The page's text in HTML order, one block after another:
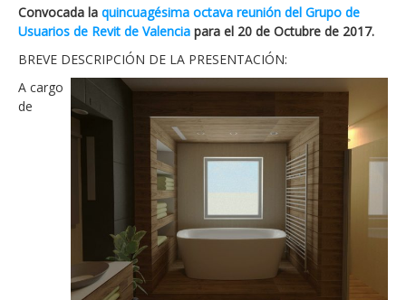
Convocada la quincuagésima octava reunión del Grupo de
Usuarios de Revit de Valencia para el 20 de Octubre de 2017.
BREVE DESCRIPCIÓN DE LA PRESENTACIÓN:
A cargo
de